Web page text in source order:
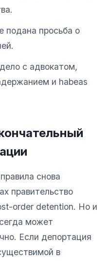
подана просьба о
с адвокатом,
и habeas
снова
правительство
order detention. Но и
может
Если депортация
в